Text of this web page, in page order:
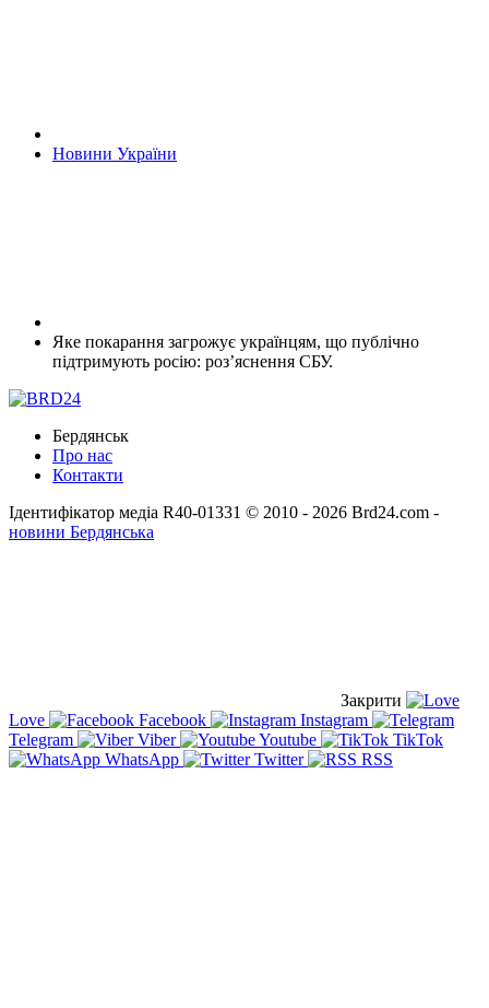
Новини України
Яке покарання загрожує українцям, що публічно
підтримують росію: роз’яснення СБУ.
Бердянськ
Про нас
Контакти
Ідентифікатор медіа R40-01331 © 2010 - 2026 Brd24.com -
новини Бердянська
Закрити
Love
Facebook
Instagram
Telegram
Viber Youtube
TikTok
WhatsApp
Twitter RSS